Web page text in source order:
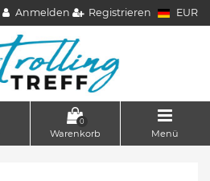
Anmelden Registrieren EUR
0
Warenkorb Menü